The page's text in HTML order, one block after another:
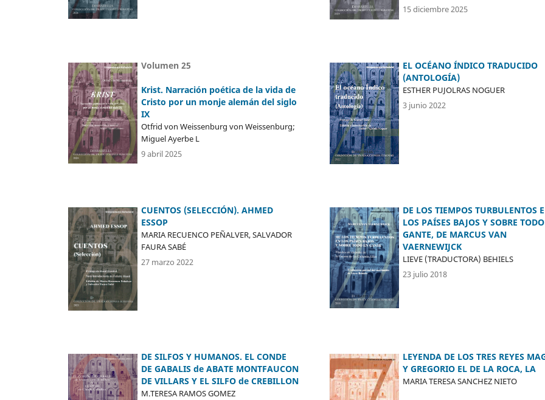
15 diciembre 2025
Volumen 25
Krist. Narración poética de la vida de
Cristo por un monje alemán del siglo
IX
Otfrid von Weissenburg von Weissenburg;
Miguel Ayerbe L
9 abril 2025
EL OCÉANO ÍNDICO TRADUCIDO
(ANTOLOGÍA)
ESTHER PUJOLRAS NOGUER
3 junio 2022
CUENTOS (SELECCIÓN). AHMED
ESSOP
MARIA RECUENCO PEÑALVER, SALVADOR
FAURA SABÉ
27 marzo 2022
DE LOS TIEMPOS TURBULENTOS
LOS PAÍSES BAJOS Y SOBRE
GANTE, DE MARCUS VAN
VAERNEWIJCK
LIEVE (TRADUCTORA) BEHIELS
23 julio 2018
DE SILFOS Y HUMANOS. EL CONDE
DE GABALIS de ABATE MONTFAUCON
DE VILLARS Y EL SILFO de CREBILLON
M.TERESA RAMOS GOMEZ
LEYENDA DE LOS TRES REYES
Y GREGORIO EL DE LA ROCA, LA
MARIA TERESA SANCHEZ NIETO